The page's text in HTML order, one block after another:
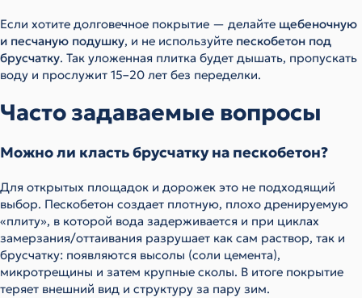
Если хотите долговечное покрытие — делайте щебеночную
и песчаную подушку, и не используйте пескобетон под
брусчатку. Так уложенная плитка будет дышать, пропускать
воду и прослужит 15–20 лет без переделки.
Часто задаваемые вопросы
Можно ли класть брусчатку на пескобетон?
Для открытых площадок и дорожек это не подходящий
выбор. Пескобетон создает плотную, плохо дренируемую
«плиту», в которой вода задерживается и при циклах
замерзания/оттаивания разрушает как сам раствор, так и
брусчатку: появляются высолы (соли цемента),
микротрещины и затем крупные сколы. В итоге покрытие
теряет внешний вид и структуру за пару зим.